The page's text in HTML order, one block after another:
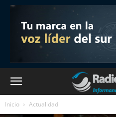
Inicio Actualidad